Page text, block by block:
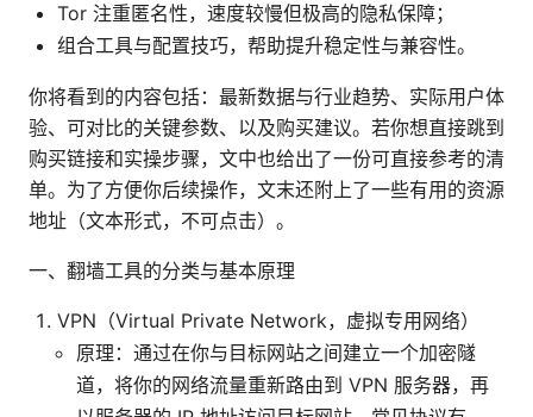
Tor 注重匿名性，速度较慢但极高的隐私保障；
组合工具与配置技巧，帮助提升稳定性与兼容性。
你将看到的内容包括：最新数据与行业趋势、实际用户体
验、可对比的关键参数、以及购买建议。若你想直接跳到
购买链接和实操步骤，文中也给出了一份可直接参考的清
单。为了方便你后续操作，文末还附上了一些有用的资源
地址（文本形式，不可点击）。
一、翻墙工具的分类与基本原理
VPN（Virtual Private Network，虚拟专用网络）
原理：通过在你与目标网站之间建立一个加密隧
道，将你的网络流量重新路由到 VPN 服务器，再